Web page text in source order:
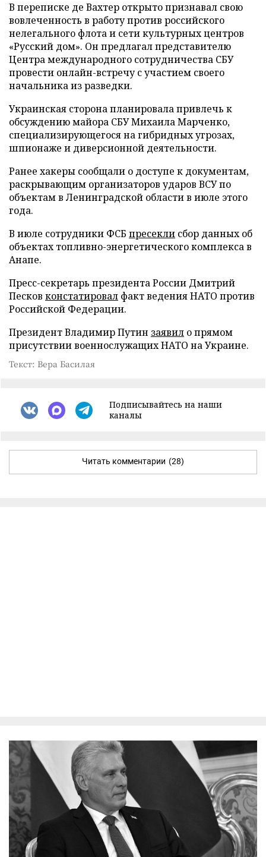
В переписке де Вахтер открыто признавал свою
вовлеченность в работу против российского
нелегального флота и сети культурных центров
«Русский дом». Он предлагал представителю
Центра международного сотрудничества СБУ
провести онлайн-встречу с участием своего
начальника из разведки.
Украинская сторона планировала привлечь к
обсуждению майора СБУ Михаила Марченко,
специализирующегося на гибридных угрозах,
шпионаже и диверсионной деятельности.
Ранее хакеры сообщали о доступе к документам,
раскрывающим организаторов ударов ВСУ по
объектам в Ленинградской области в июле этого
года.
В июле сотрудники ФСБ пресекли сбор данных об
объектах топливно-энергетического комплекса в
Анапе.
Пресс-секретарь президента России Дмитрий
Песков констатировал факт ведения НАТО против
Российской Федерации.
Президент Владимир Путин заявил о прямом
присутствии военнослужащих НАТО на Украине.
Текст: Вера Басилая
Подписывайтесь на наши
каналы
Читать комментарии (28)